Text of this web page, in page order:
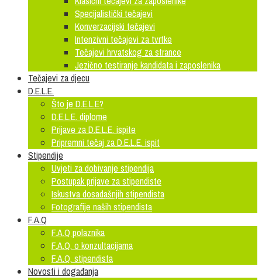
Specijalistički tečajevi
Konverzacijski tečajevi
Intenzivni tečajevi za tvrtke
Tečajevi hrvatskog za strance
Jezično testiranje kandidata i zaposlenika
Tečajevi za djecu
D.E.L.E.
Što je D.E.L.E?
D.E.L.E. diplome
Prijave za D.E.L.E. ispite
Pripremni tečaj za D.E.L.E. ispit
Stipendije
Uvjeti za dobivanje stipendija
Postupak prijave za stipendiste
Iskustva dosadašnjih stipendista
Fotografije naših stipendista
F.A.Q
F.A.Q polaznika
F.A.Q. o konzultacijama
F.A.Q. stipendista
Novosti i događanja